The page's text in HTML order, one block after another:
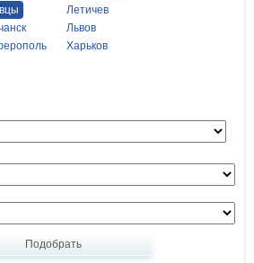
Летичев
Львов
Харьков
Подобрать